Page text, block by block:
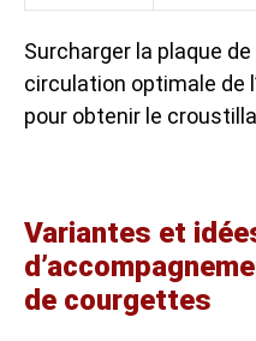
Surcharger la plaque
circulation optimale de
pour obtenir le
Variantes et
de courgettes